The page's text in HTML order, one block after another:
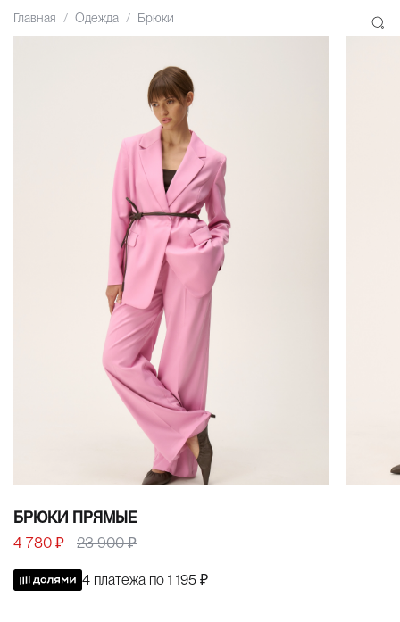
Главная Одежда Брюки
БРЮКИ ПРЯМЫЕ
4 780 ₽ 23 900 ₽
4 платежа по 1 195 ₽